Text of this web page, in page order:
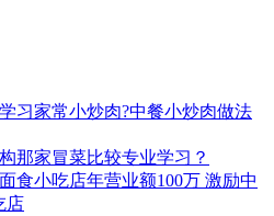
习家常小炒肉?中餐小炒肉做法
那家冒菜比较专业学习？
食小吃店年营业额100万 激励中
店